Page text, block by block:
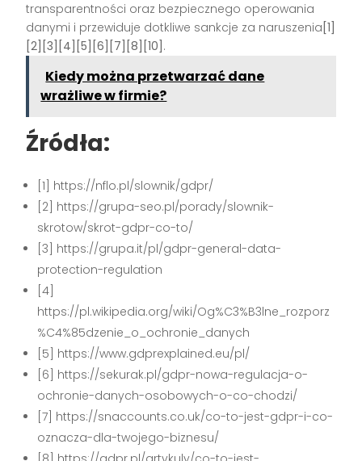
transparentności oraz bezpiecznego operowania
danymi i przewiduje dotkliwe sankcje za naruszenia [1]
[2][3][4][5][6][7][8][10] .
Kiedy można przetwarzać dane
wrażliwe w firmie?
Źródła:
[1] https://nflo.pl/slownik/gdpr/
[2] https://grupa-seo.pl/porady/slownik-
skrotow/skrot-gdpr-co-to/
[3] https://grupa.it/pl/gdpr-general-data-
protection-regulation
[4]
https://pl.wikipedia.org/wiki/Og%C3%B3lne_rozporz
%C4%85dzenie_o_ochronie_danych
[5] https://www.gdprexplained.eu/pl/
[6] https://sekurak.pl/gdpr-nowa-regulacja-o-
ochronie-danych-osobowych-o-co-chodzi/
[7] https://snaccounts.co.uk/co-to-jest-gdpr-i-co-
oznacza-dla-twojego-biznesu/